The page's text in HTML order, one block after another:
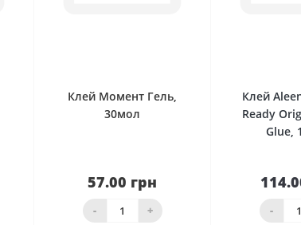
Клей Момент Гель,
30мол
57.00 грн
- +
Нема в наявності
Клей
Ready
Glue,
-